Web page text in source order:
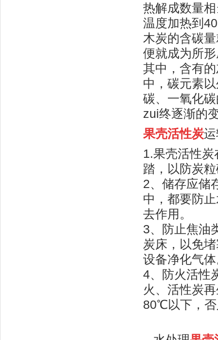
热解成数量
温度加热到
木炭的含碳
便就成为所
其中，含有
中，碳元素
碳、一氧化
zui终逐渐的
果壳活性炭
1.果壳活性
踏，以防炭
2、储存应储
中，都要防
去作用。
3、防止焦油
炭床，以免
设备净化气
4、防火活性
火、活性炭
80℃以下，否